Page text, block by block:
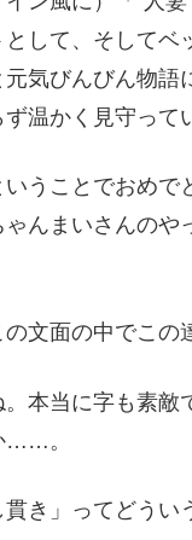
として、そして
気びんびん物
温かく見守って
いうことでおめ
ゃんまいさんの
の文面の中でこの
。本当に字も素
……。
き」ってどうい